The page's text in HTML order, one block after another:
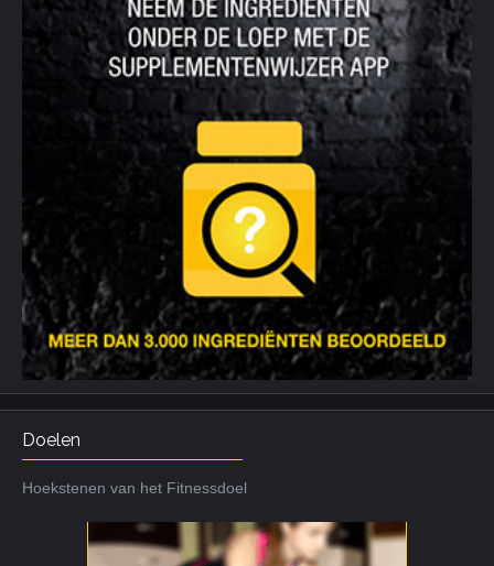
Doelen
Hoekstenen van het Fitnessdoel